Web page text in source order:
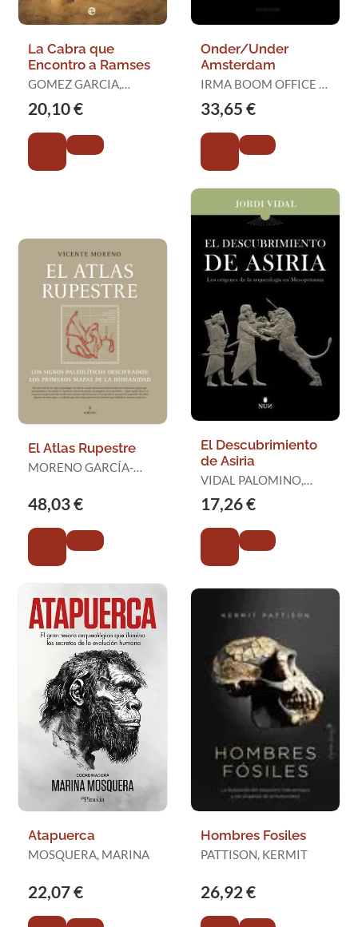
La Cabra que
Encontro a Ramses
GOMEZ GARCIA,
20,10 €
Onder/Under
Amsterdam
IRMA BOOM OFFICE /
AMSTERDAM
33,65 €
El Atlas Rupestre
MORENO GARCÍA-
48,03 €
El Descubrimiento
de Asiria
VIDAL PALOMINO,
JORDI
17,26 €
Atapuerca
MOSQUERA, MARINA
22,07 €
Hombres Fosiles
PATTISON, KERMIT
26,92 €